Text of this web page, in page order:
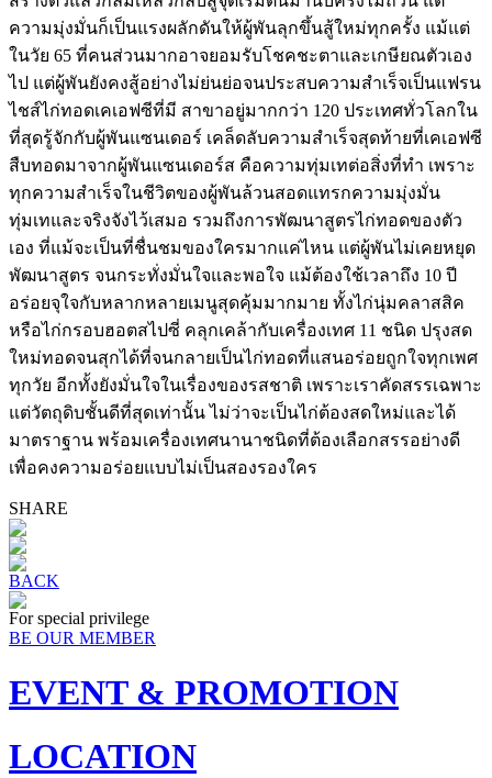
ความมุ่งมั่นก็เป็นแรงผลักดันให้ผู้พันลุกขึ้นสู้ใหม่ทุกครั้ง แม้แต่
ในวัย 65 ที่คนส่วนมากอาจยอมรับโชคชะตาและเกษียณตัวเอง
ไป แต่ผู้พันยังคงสู้อย่างไม่ย่นย่อจนประสบความสำเร็จเป็นแฟรน
ไชส์ไก่ทอดเคเอฟซีที่มี สาขาอยู่มากกว่า 120 ประเทศทั่วโลกใน
ที่สุดรู้จักกับผู้พันแซนเดอร์ เคล็ดลับความสำเร็จสุดท้ายที่เคเอฟซี
สืบทอดมาจากผู้พันแซนเดอร์ส คือความทุ่มเทต่อสิ่งที่ทำ เพราะ
ทุกความสำเร็จในชีวิตของผู้พันล้วนสอดแทรกความมุ่งมั่น
ทุ่มเทและจริงจังไว้เสมอ รวมถึงการพัฒนาสูตรไก่ทอดของตัว
เอง ที่แม้จะเป็นที่ชื่นชมของใครมากแค่ไหน แต่ผู้พันไม่เคยหยุด
พัฒนาสูตร จนกระทั่งมั่นใจและพอใจ แม้ต้องใช้เวลาถึง 10 ปี
อร่อยจุใจกับหลากหลายเมนูสุดคุ้มมากมาย ทั้งไก่นุ่มคลาสสิค
หรือไก่กรอบฮอตสไปซี่ คลุกเคล้ากับเครื่องเทศ 11 ชนิด ปรุงสด
ใหม่ทอดจนสุกได้ที่จนกลายเป็นไก่ทอดที่แสนอร่อยถูกใจทุกเพศ
ทุกวัย อีกทั้งยังมั่นใจในเรื่องของรสชาติ เพราะเราคัดสรรเฉพาะ
แต่วัตถุดิบชั้นดีที่สุดเท่านั้น ไม่ว่าจะเป็นไก่ต้องสดใหม่และได้
มาตราฐาน พร้อมเครื่องเทศนานาชนิดที่ต้องเลือกสรรอย่างดี
เพื่อคงความอร่อยแบบไม่เป็นสองรองใคร
SHARE
BACK
For special privilege
BE OUR MEMBER
EVENT & PROMOTION
LOCATION